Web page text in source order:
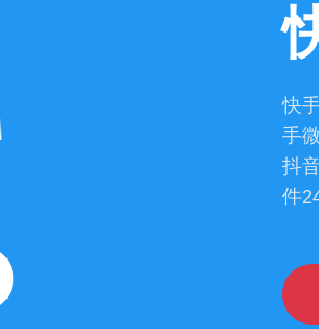
快
手
抖
件